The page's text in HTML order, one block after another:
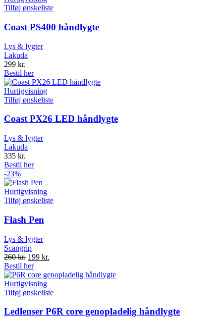
Tilføj ønskeliste
Coast PS400 håndlygte
Lys & lygter
Lakuda
299 kr.
Bestil her
Hurtigvisning
Tilføj ønskeliste
Coast PX26 LED håndlygte
Lys & lygter
Lakuda
335 kr.
Bestil her
-23%
Hurtigvisning
Tilføj ønskeliste
Flash Pen
Lys & lygter
Scangrip
260kr. Original
price
was:
260 kr..
199 kr.
is:
Bestil her
Hurtigvisning
Tilføj ønskeliste
Ledlenser P6R core genopladelig håndlygte